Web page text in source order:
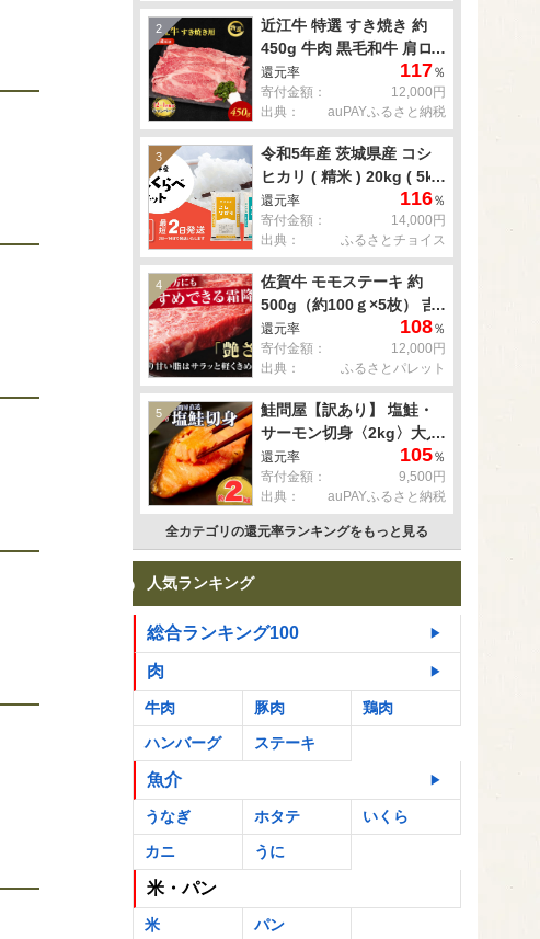
蔵
2
近江牛 特選 すき焼き 約
450g 牛肉 黒毛和牛 肩ロ
ース モモ すきやき すき焼
き肉 すき焼き用 肉 お肉
牛 和牛 納期 最長3カ月 冷
蔵
還元率 117％
寄付金額：
12,000円
出典：
auPAYふるさと納税
3
令和5年産 茨城県産 コシ
ヒカリ ( 精米 ) 20kg ( 5kg
× 4袋 )
還元率 116％
寄付金額：
14,000円
出典：
ふるさとチョイス
4
佐賀牛 モモステーキ 約
500g（約100ｇ×5枚） 吉
野ヶ里町 [FDB057]
還元率 108％
寄付金額：
12,000円
出典：
ふるさとパレット
5
鮭問屋【訳あり】 塩鮭・
サーモン切身〈2kg〉大人
気 鮭 切り身 家計応援 不
揃い 鮭問屋直送
【MS03】
還元率 105％
寄付金額：
9,500円
出典：
auPAYふるさと納税
全カテゴリの還元率ランキングをもっと見る
人気ランキング
総合ランキング100
肉
牛肉 豚肉
鶏肉
ハンバーグ
ステーキ
魚介
うなぎ ホタテ
いくら
カニ
うに
米・パン
米 パン